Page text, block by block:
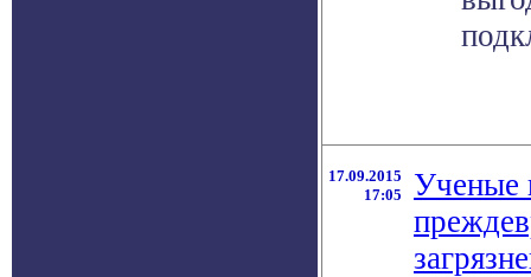
17.09.2015
17:05
Ученые